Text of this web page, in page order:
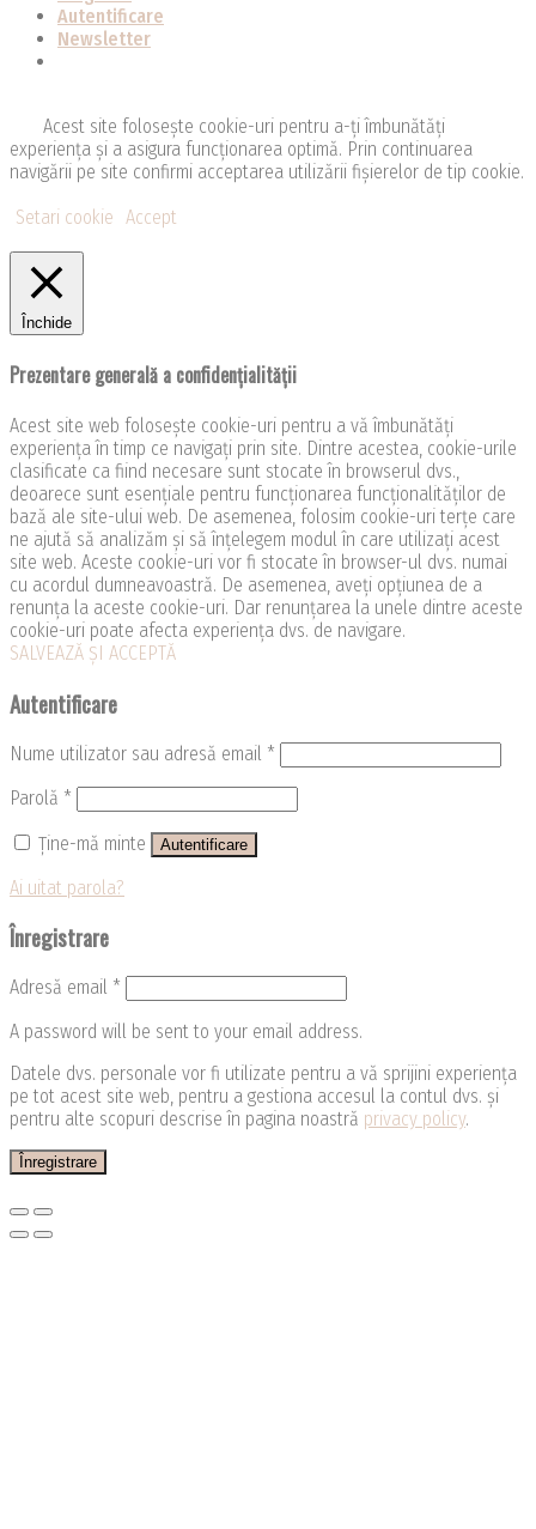
Autentificare
Newsletter
Acest site folosește cookie-uri pentru a-ți îmbunătăți
experiența și a asigura funcționarea optimă. Prin continuarea
navigării pe site confirmi acceptarea utilizării fişierelor de tip cookie.
Setari cookie
Accept
Închide
Prezentare generală a confidențialității
Acest site web folosește cookie-uri pentru a vă îmbunătăți
experiența în timp ce navigați prin site. Dintre acestea, cookie-urile
clasificate ca fiind necesare sunt stocate în browserul dvs.,
deoarece sunt esențiale pentru funcționarea funcționalităților de
bază ale site-ului web. De asemenea, folosim cookie-uri terțe care
ne ajută să analizăm și să înțelegem modul în care utilizați acest
site web. Aceste cookie-uri vor fi stocate în browser-ul dvs. numai
cu acordul dumneavoastră. De asemenea, aveți opțiunea de a
renunța la aceste cookie-uri. Dar renunțarea la unele dintre aceste
cookie-uri poate afecta experiența dvs. de navigare.
SALVEAZĂ ȘI ACCEPTĂ
Autentificare
Nume utilizator sau adresă email *
Parolă *
Ține-mă minte
Autentificare
Ai uitat parola?
Înregistrare
Adresă email *
A password will be sent to your email address.
Datele dvs. personale vor fi utilizate pentru a vă sprijini experiența
pe tot acest site web, pentru a gestiona accesul la contul dvs. și
pentru alte scopuri descrise în pagina noastră privacy policy.
Înregistrare